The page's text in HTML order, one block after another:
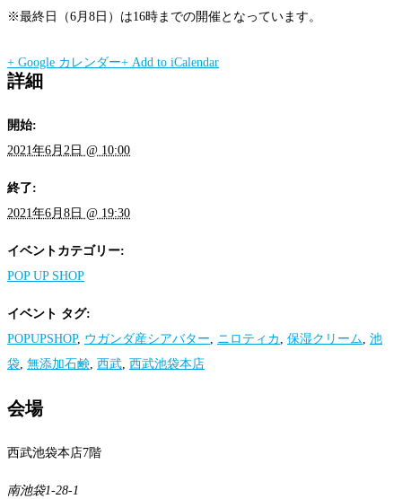
※最終日（6月8日）は16時までの開催となっています。
+ Google カレンダー+ Add to iCalendar
詳細
開始:
2021年6月2日 @ 10:00
終了:
2021年6月8日 @ 19:30
イベントカテゴリー:
POP UP SHOP
イベント タグ:
POPUPSHOP, ウガンダ産シアバター, ニロティカ , 保湿クリーム, 池
袋, 無添加石鹸, 西武, 西武池袋本店
会場
西武池袋本店7階
南池袋1-28-1